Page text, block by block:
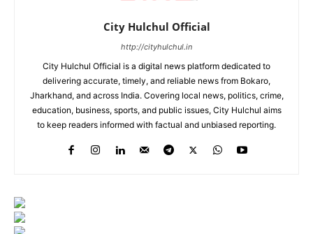
City Hulchul Official
http://cityhulchul.in
City Hulchul Official is a digital news platform dedicated to
delivering accurate, timely, and reliable news from Bokaro,
Jharkhand, and across India. Covering local news, politics, crime,
education, business, sports, and public issues, City Hulchul aims
to keep readers informed with factual and unbiased reporting.